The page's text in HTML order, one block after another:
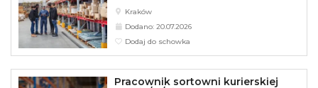
Kraków
Dodano: 20.07.2026
Dodaj do schowka
Pracownik sortowni kurierskiej